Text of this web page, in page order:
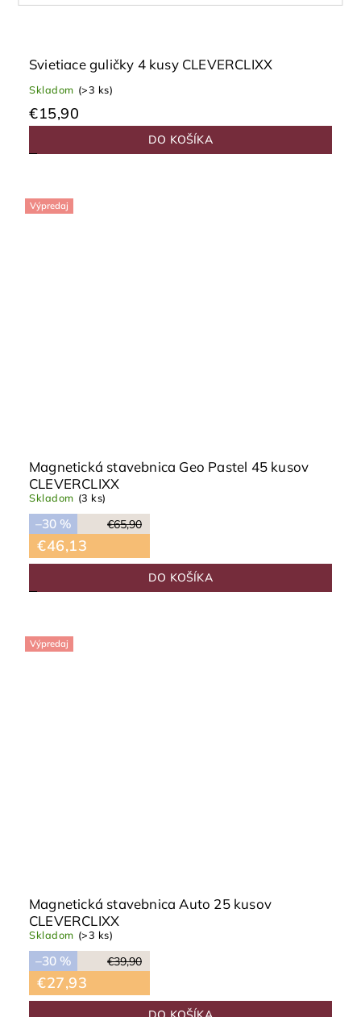
Svietiace guličky 4 kusy CLEVERCLIXX
Skladom (>3 ks)
€15,90
DO KOŠÍKA
Výpredaj
Magnetická stavebnica Geo Pastel 45 kusov
CLEVERCLIXX
Skladom (3 ks)
€65,90
–30 %
€46,13
DO KOŠÍKA
Výpredaj
Magnetická stavebnica Auto 25 kusov
CLEVERCLIXX
Skladom (>3 ks)
€39,90
–30 %
€27,93